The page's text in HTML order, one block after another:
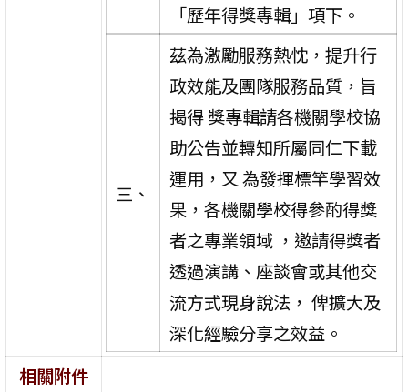
「歷年得獎專輯」項下。
三、
茲為激勵服務熱忱，提升行
政效能及團隊服務品質，旨
揭得 獎專輯請各機關學校協
助公告並轉知所屬同仁下載
運用，又 為發揮標竿學習效
果，各機關學校得參酌得獎
者之專業領域 ，邀請得獎者
透過演講、座談會或其他交
流方式現身說法， 俾擴大及
深化經驗分享之效益。
相關附件